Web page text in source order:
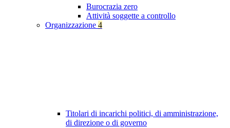
Burocrazia zero
Attività soggette a controllo
Organizzazione 4
Titolari di incarichi politici, di amministrazione,
di direzione o di governo